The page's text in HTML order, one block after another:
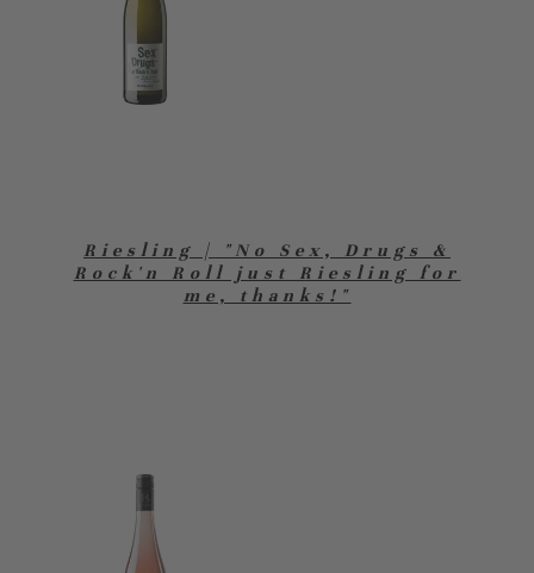
Riesling | "No Sex, Drugs &
Rock'n Roll just Riesling for
me, thanks!"